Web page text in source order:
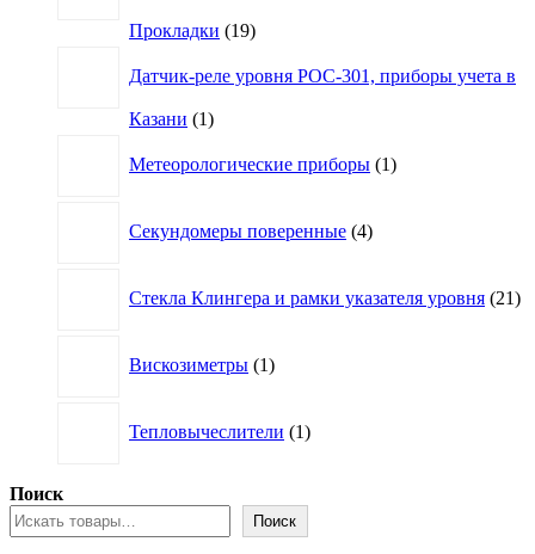
Прокладки 1919
Датчик-реле уровня РОС-301, приборы учета в
Казани 11
Метеорологические приборы 1товар
Секундомеры поверенные 4товара
Стекла Клингера и рамки указателя уровня 21
Вискозиметры 1товар
Тепловычеслители 1товар
Поиск
Поиск